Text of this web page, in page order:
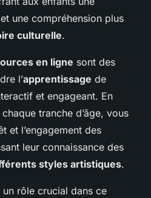
une compréhension plus
culturelle.
en ligne sont des
l’apprentissage de
et engageant. En
chaque tranche d’âge, vous
et l’engagement des
leur connaissance des
styles artistiques.
un rôle crucial dans ce